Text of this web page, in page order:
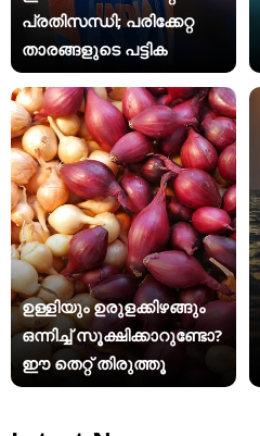
പ്രതിസന്ധി; പരിക്കേറ്റ
താരങ്ങളുടെ പട്ടിക
ഉള്ളിയും ഉരുളക്കിഴങ്ങും
ഒന്നിച്ച് സൂക്ഷിക്കാറുണ്ടോ?
ഈ തെറ്റ് തിരുത്തൂ